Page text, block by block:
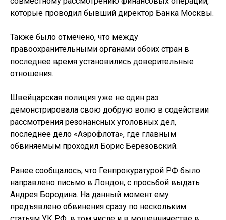
которые проводил бывший директор Банка Москвы.
Также было отмечено, что между
правоохранительными органами обоих стран в
последнее время установились доверительные
отношения.
Швейцарская полиция уже не один раз
демонстрировала свою добрую волю в содействии
рассмотрения резонансных уголовных дел,
последнее дело «Аэрофлота», где главным
обвиняемым проходил Борис Березовский.
Ранее сообщалось, что Генпрокуратурой РФ было
направлено письмо в Лондон, с просьбой выдать
Андрея Бородина. На данный момент ему
предъявлено обвинения сразу по нескольким